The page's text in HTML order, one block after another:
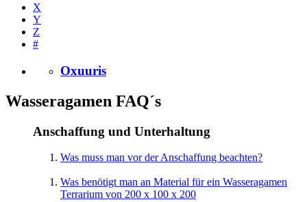
X
Y
Z
#
Oxuuris
Wasseragamen FAQ´s
Anschaffung und Unterhaltung
Was muss man vor der Anschaffung beachten?
Was benötigt man an Material für ein Wasseragamen
Terrarium von 200 x 100 x 200